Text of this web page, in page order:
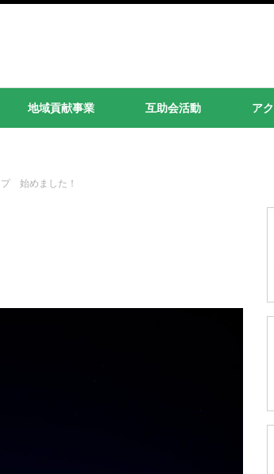
地域貢献事業 互助会活動 ア
始めました！